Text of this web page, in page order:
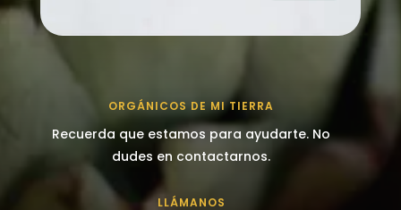
ORGÁNICOS DE MI TIERRA
Recuerda que estamos para ayudarte. No
dudes en contactarnos.
LLÁMANOS